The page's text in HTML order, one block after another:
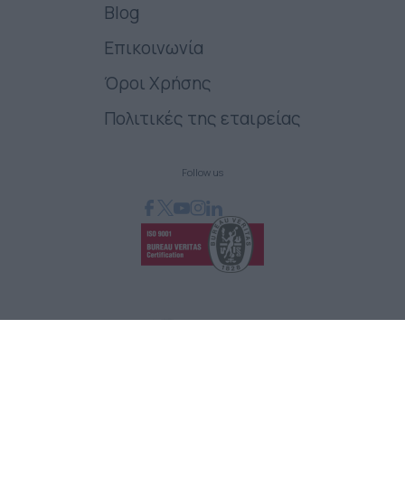
Blog
Επικοινωνία
Όροι Χρήσης
Πολιτικές της εταιρείας
Follow us